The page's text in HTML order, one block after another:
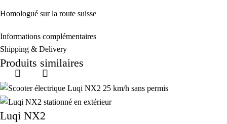
Homologué sur la route suisse
Informations complémentaires
Shipping & Delivery
Produits similaires
Luqi NX2